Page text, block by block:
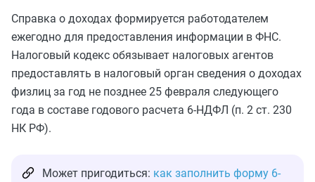
Справка о доходах формируется работодателем
ежегодно для предоставления информации в ФНС.
Налоговый кодекс обязывает налоговых агентов
предоставлять в налоговый орган сведения о доходах
физлиц за год не позднее 25 февраля следующего
года в составе годового расчета 6-НДФЛ (п. 2 ст. 230
НК РФ).
Может пригодиться: как заполнить форму 6-